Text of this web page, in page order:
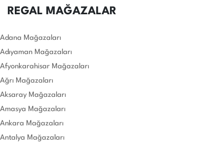
REGAL MAĞAZALAR
Adana Mağazaları
Adıyaman Mağazaları
Afyonkarahisar Mağazaları
Ağrı Mağazaları
Aksaray Mağazaları
Amasya Mağazaları
Ankara Mağazaları
Antalya Mağazaları